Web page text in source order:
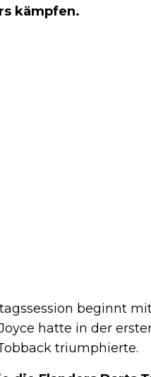
kämpfen.
beginnt
hatte in der
triumphierte.